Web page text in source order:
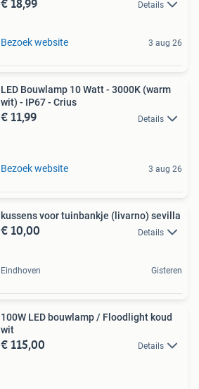
Details
Bezoek website 3 aug 26
LED Bouwlamp 10 Watt - 3000K (warm
wit) - IP67 - Crius
€ 11,99 Details
Bezoek website 3 aug 26
kussens voor tuinbankje (livarno) sevilla
€ 10,00 Details
Eindhoven Gisteren
100W LED bouwlamp / Floodlight koud
wit
€ 115,00 Details